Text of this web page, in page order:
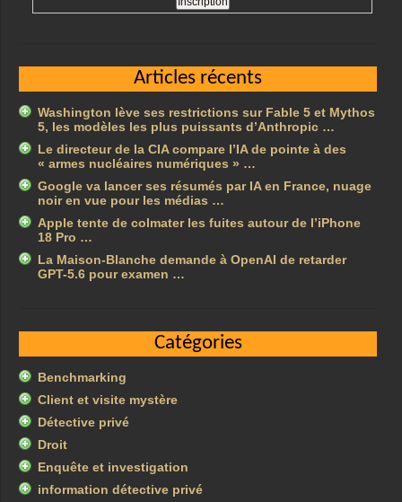
Articles récents
Washington lève ses restrictions sur Fable 5 et Mythos
5, les modèles les plus puissants d’Anthropic …
Le directeur de la CIA compare l’IA de pointe à des
« armes nucléaires numériques » …
Google va lancer ses résumés par IA en France, nuage
noir en vue pour les médias …
Apple tente de colmater les fuites autour de l’iPhone
18 Pro …
La Maison-Blanche demande à OpenAI de retarder
GPT-5.6 pour examen …
Catégories
Benchmarking
Client et visite mystère
Détective privé
Droit
Enquête et investigation
information détective privé